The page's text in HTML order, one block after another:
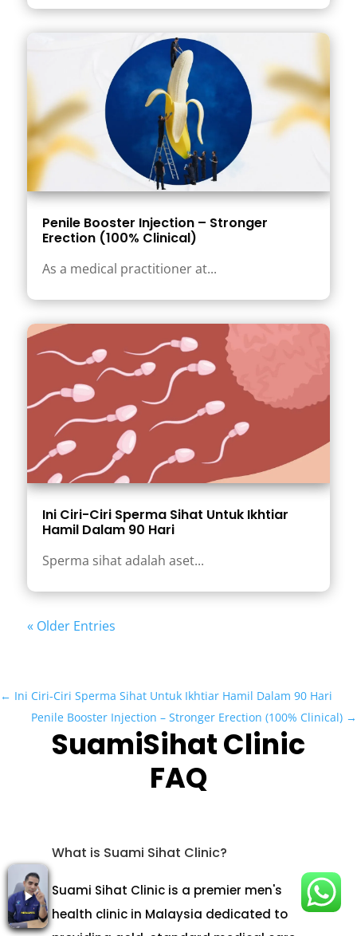
Penile Booster Injection – Stronger
Erection (100% Clinical)
As a medical practitioner at...
Ini Ciri-Ciri Sperma Sihat Untuk Ikhtiar
Hamil Dalam 90 Hari
Sperma sihat adalah aset...
« Older Entries
← Ini Ciri-Ciri Sperma Sihat Untuk Ikhtiar Hamil Dalam 90 Hari
Penile Booster Injection – Stronger Erection (100% Clinical) →
SuamiSihat Clinic
FAQ
What is Suami Sihat Clinic?
Suami Sihat Clinic is a premier men's
health clinic in Malaysia dedicated to